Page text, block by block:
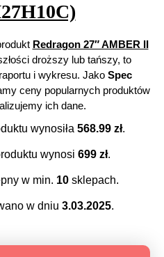
Redragon 27″ AMBER II
droższy lub tańszy, to
i wykresu. Jako Spec
ceny popularnych produktów
ich dane.
wynosiła 568.99 zł.
wynosi 699 zł.
w min. 10sklepach.
w dniu 3.03.2025.